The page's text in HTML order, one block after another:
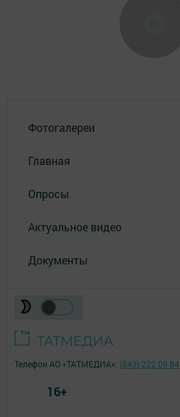
Фотогалереи
Главная
Опросы
Актуальное видео
Документы
Телефон АО «ТАТМЕДИА»: (843) 222 09 84
16+